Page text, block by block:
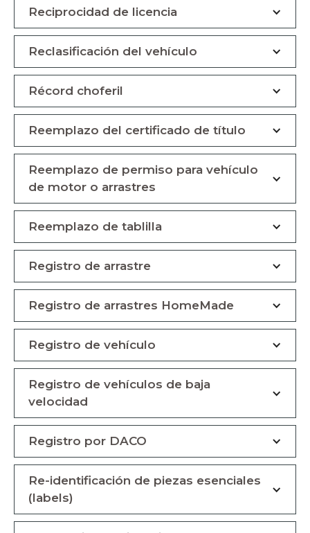
Reciprocidad de licencia
Reclasificación del vehículo
Récord choferil
Reemplazo del certificado de título
Reemplazo de permiso para vehículo
de motor o arrastres
Reemplazo de tablilla
Registro de arrastre
Registro de arrastres HomeMade
Registro de vehículo
Registro de vehículos de baja
velocidad
Registro por DACO
Re-identificación de piezas esenciales
(labels)